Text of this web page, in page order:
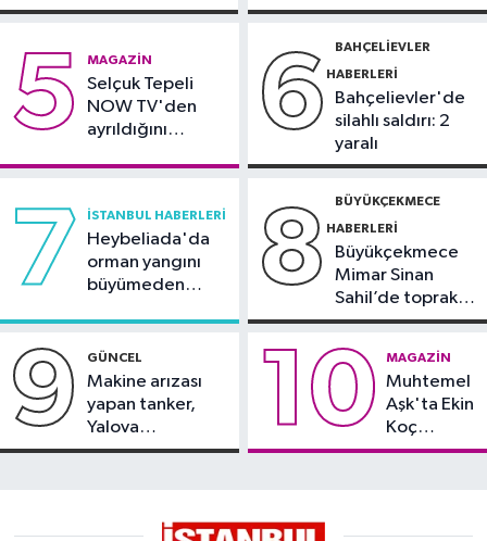
Yelken Yarışları'nda ilk günün
sonuçları belli oldu
silahlı kavga
görüntülendi
5 MAGAZIN
Selçuk Tepeli
NOW TV'den
ayrıldığını
6 BAHÇELIEVLER
HABERLERI
Bahçelievler'de
silahlı saldırı: 2
yaralı
7 İSTANBUL HABERLERI
Heybeliada'da
orman yangını
büyümeden
8 BÜYÜKÇEKMECE
HABERLERI
Büyükçekmece
Mimar Sinan
Sahil’de toprak
kayması
9 GÜNCEL
Makine arızası
yapan tanker,
Yalova
Demirleme
10 MAGAZIN
Muhtemel
Aşk'ta Ekin
Koç
damgası